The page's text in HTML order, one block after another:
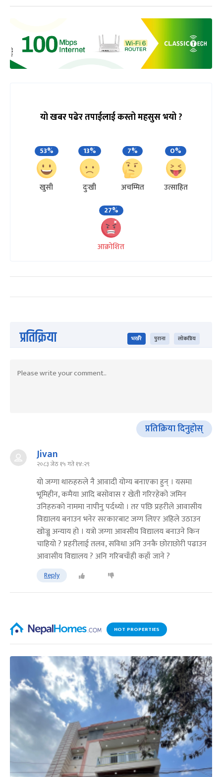
यो खबर पढेर तपाईलाई कस्तो महसुस भयो ?
53%
खुसी
13%
दुःखी
7%
अचम्मित
0%
उत्साहित
27%
आक्रोशित
प्रतिक्रिया भर्खरै पुराना लोकप्रिय
प्रतिक्रिया दिनुहोस्
Jivan
२०८३ जेठ १५ गते १४:२९
यो जग्गा थारुहरुले नै आवादी योग्य बनाएका हुन् । यसमा
भूमिहीन, कमैया आदि बसोवास र खेती गरिरहेको जमिन
उनिहरुको नाममा नापीनु पर्दथ्यो । तर पछि प्रहरीले आवासीय
विद्यालय बनाउन भनेर सरकारबाट जग्ग लिएर अहिले उठाउन
खोज्नु अन्याय हो । यत्रो जग्गा आवसीय विद्यालय बनाउने किन
चाहियो ? प्रहरीलाई तलव, सविधा अनि उनकै छोराछोरी पढाउन
आवासीय विद्यालय ? अनि गरिबचाँही कहाँ जाने ?
Reply
HOT PROPERTIES